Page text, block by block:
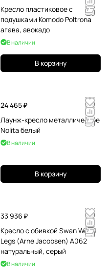
Кресло пластиковое с
подушками Komodo Poltrona
агава, авокадо
В наличии
В корзину
24 465 ₽
Лаунж-кресло металлическое
Nolita белый
В наличии
В корзину
33 936 ₽
Кресло с обивкой Swan Wood
Legs (Arne Jacobsen) A062
натуральный, серый
В наличии